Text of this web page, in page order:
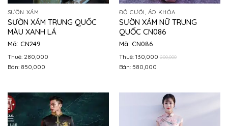
SƯỜN XÁM
SƯỜN XÁM TRUNG QUỐC
MÀU XANH LÁ
Mã: CN249
Thuê: 280,000
Bán: 850,000
ĐỒ CƯỚI, ÁO KHỎA
SƯỜN XÁM NỮ TRUNG
QUỐC CN086
Mã: CN086
Thuê: 130,000 200,000
Bán: 580,000